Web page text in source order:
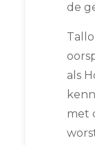
de
als
met